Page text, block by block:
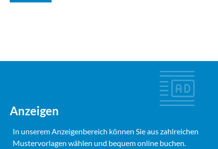
Anzeigen
In unserem Anzeigenbereich können Sie aus zahlreichen
Mustervorlagen wählen und bequem online buchen.